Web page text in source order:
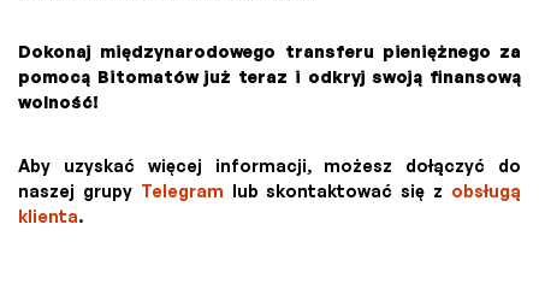
Dokonaj międzynarodowego transferu pieniężnego za
pomocą Bitomatów już teraz i odkryj swoją finansową
wolność!
Aby uzyskać więcej informacji, możesz dołączyć do
naszej grupyTelegram lub skontaktować się z obsługą
klienta.